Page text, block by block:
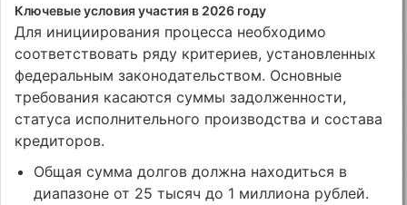
Ключевые условия участия в 2026 году
Для инициирования процесса необходимо
соответствовать ряду критериев, установленных
федеральным законодательством. Основные
требования касаются суммы задолженности,
статуса исполнительного производства и состава
кредиторов.
Общая сумма долгов должна находиться в
диапазоне от 25 тысяч до 1 миллиона рублей.